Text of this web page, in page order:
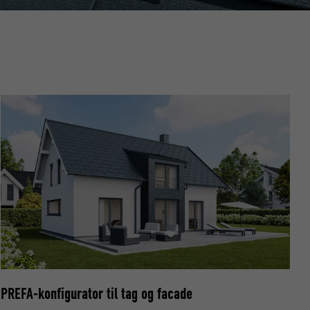
PREFA-konfigurator til tag og facade
om,
os"-